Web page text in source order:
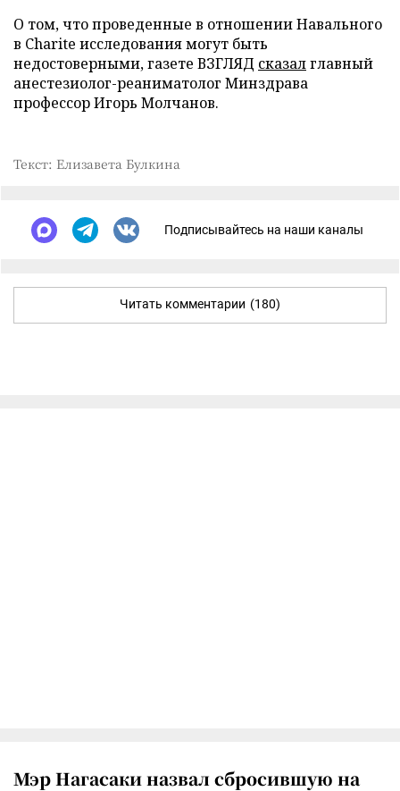
О том, что проведенные в отношении Навального
в Charite исследования могут быть
недостоверными, газете ВЗГЛЯД сказалглавный
анестезиолог-реаниматолог Минздрава
профессор Игорь Молчанов.
Текст: Елизавета Булкина
Подписывайтесь на наши каналы
Читать комментарии (180)
Мэр Нагасаки назвал сбросившую на